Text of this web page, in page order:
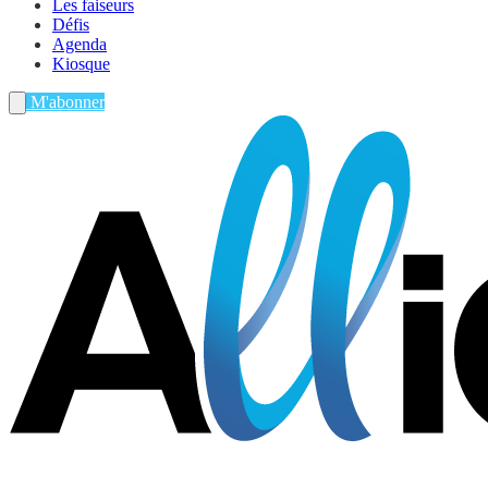
Les faiseurs
Défis
Agenda
Kiosque
M'abonner